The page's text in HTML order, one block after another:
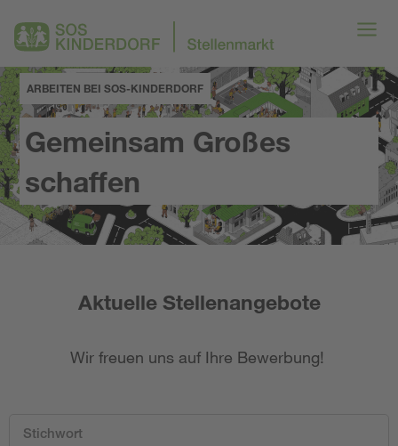
ARBEITEN BEI SOS-KINDERDORF
Gemeinsam Großes
schaffen
Aktuelle Stellenangebote
Wir freuen uns auf Ihre Bewerbung!